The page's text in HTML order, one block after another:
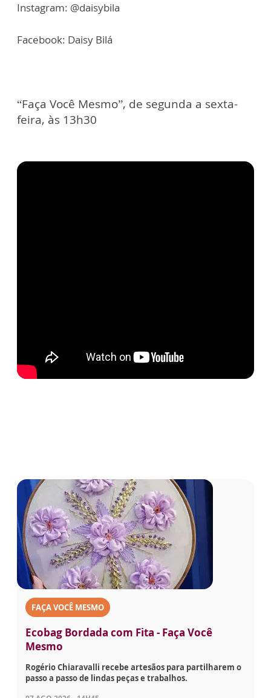
Instagram: @daisybila
Facebook: Daisy Bilá
“Faça Você Mesmo”, de segunda a sexta-
feira, às 13h30
FAÇA VOCÊ MESMO
Ecobag Bordada com Fita - Faça Você
Mesmo
Rogério Chiaravalli recebe artesãos para partilharem o
passo a passo de lindas peças e trabalhos.